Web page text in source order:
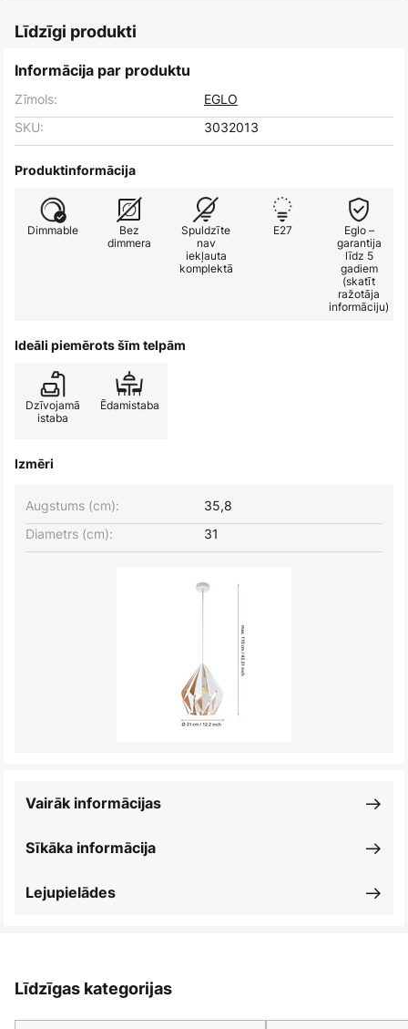
Līdzīgi produkti
Informācija par produktu
Zīmols:
EGLO
SKU:
3032013
Produktinformācija
Dimmable
Bez
dimmera
Spuldzīte
nav
iekļauta
komplektā
E27
Eglo –
garantija
līdz 5
gadiem
(skatīt
ražotāja
informāciju)
Ideāli piemērots šīm telpām
Dzīvojamā
istaba
Ēdamistaba
Izmēri
Augstums (cm):
35,8
Diametrs (cm):
31
Sīkāka informācija
Vairāk informācijas
Lejupielādes
Līdzīgas kategorijas